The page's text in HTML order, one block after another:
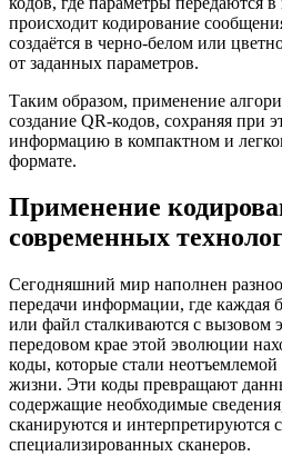
происходит кодирование
создаётся в черно-белом или
от заданных параметров.
Таким образом, применение
создание QR-кодов, сохраняя при
информацию в компактном и
формате.
Применение
современных
Сегодняшний мир наполнен
передачи информации, где каждая
или файл сталкиваются с вызовом
передовом крае этой эволюции
коды, которые стали
жизни. Эти коды превращают
содержащие необходимые
сканируются и
специализированных сканеров.